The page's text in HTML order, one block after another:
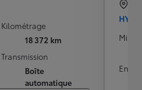
Kilométrage
18 372 km
Transmission
Boîte
automatique
Mise